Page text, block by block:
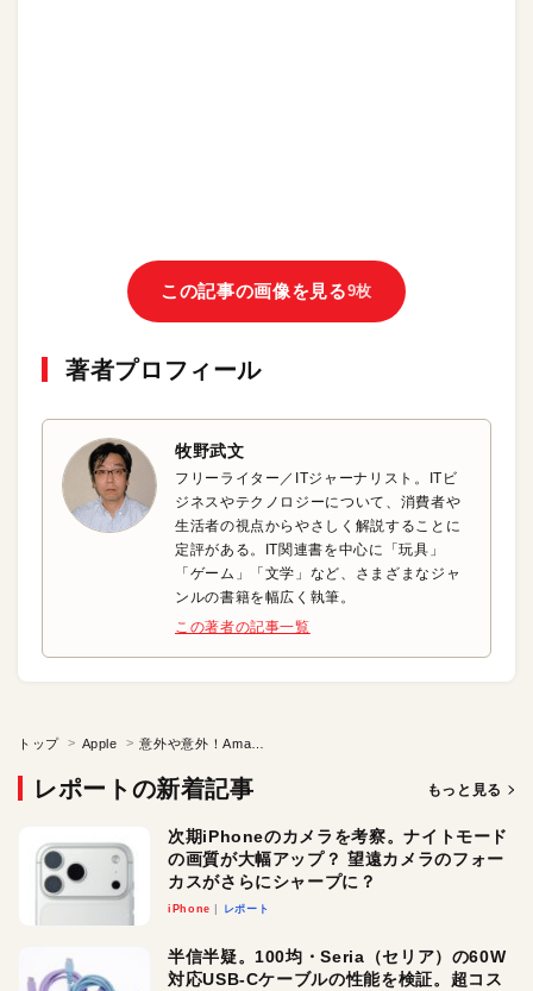
この記事の画像を見る9枚
著者プロフィール
牧野武文
フリーライター／ITジャーナリスト。ITビ
ジネスやテクノロジーについて、消費者や
生活者の視点からやさしく解説することに
定評がある。IT関連書を中心に「玩具」
「ゲーム」「文学」など、さまざまなジャ
ンルの書籍を幅広く執筆。
この著者の記事一覧
トップ Apple
レポートの新着記事 もっと見る
次期iPhoneのカメラを考察。ナイトモード
の画質が大幅アップ？ 望遠カメラのフォー
カスがさらにシャープに？
iPhone レポート
半信半疑。100均・Seria（セリア）の60W
対応USB-Cケーブルの性能を検証。超コス